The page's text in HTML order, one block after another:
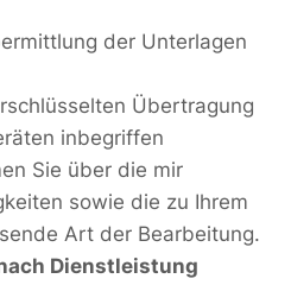
der Unterlagen
Übertragung
inbegriffen
Sie über die mir
sowie die zu Ihrem
Art der Bearbeitung.
Dienstleistung